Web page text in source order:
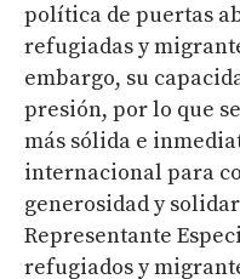
política de puertas
refugiadas y
embargo, su
presión, por lo que
más sólida e
internacional para
generosidad y
Representante
refugiados y